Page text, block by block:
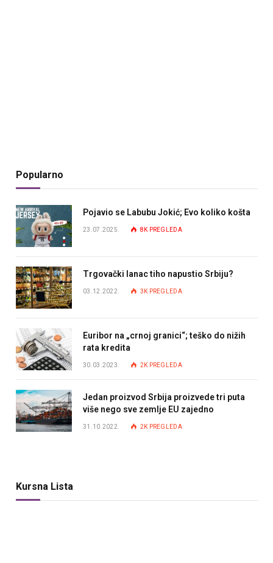
Popularno
Pojavio se Labubu Jokić; Evo koliko košta
23.07.2025. 8K PREGLEDA
Trgovački lanac tiho napustio Srbiju?
03.12.2022. 3K PREGLEDA
Euribor na „crnoj granici“; teško do nižih
rata kredita
30.03.2023. 2K PREGLEDA
Jedan proizvod Srbija proizvede tri puta
više nego sve zemlje EU zajedno
31.10.2022. 2K PREGLEDA
Kursna Lista